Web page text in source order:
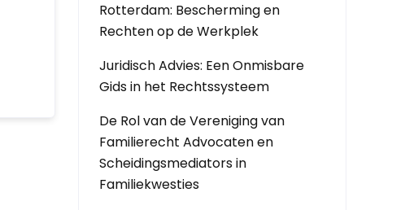
Rotterdam: Bescherming en
Rechten op de Werkplek
Juridisch Advies: Een Onmisbare
Gids in het Rechtssysteem
De Rol van de Vereniging van
Familierecht Advocaten en
Scheidingsmediators in
Familiekwesties